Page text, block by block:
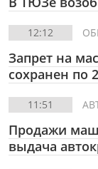
12:12
Запрет на
сохранен по
11:51
Продажи
выдача